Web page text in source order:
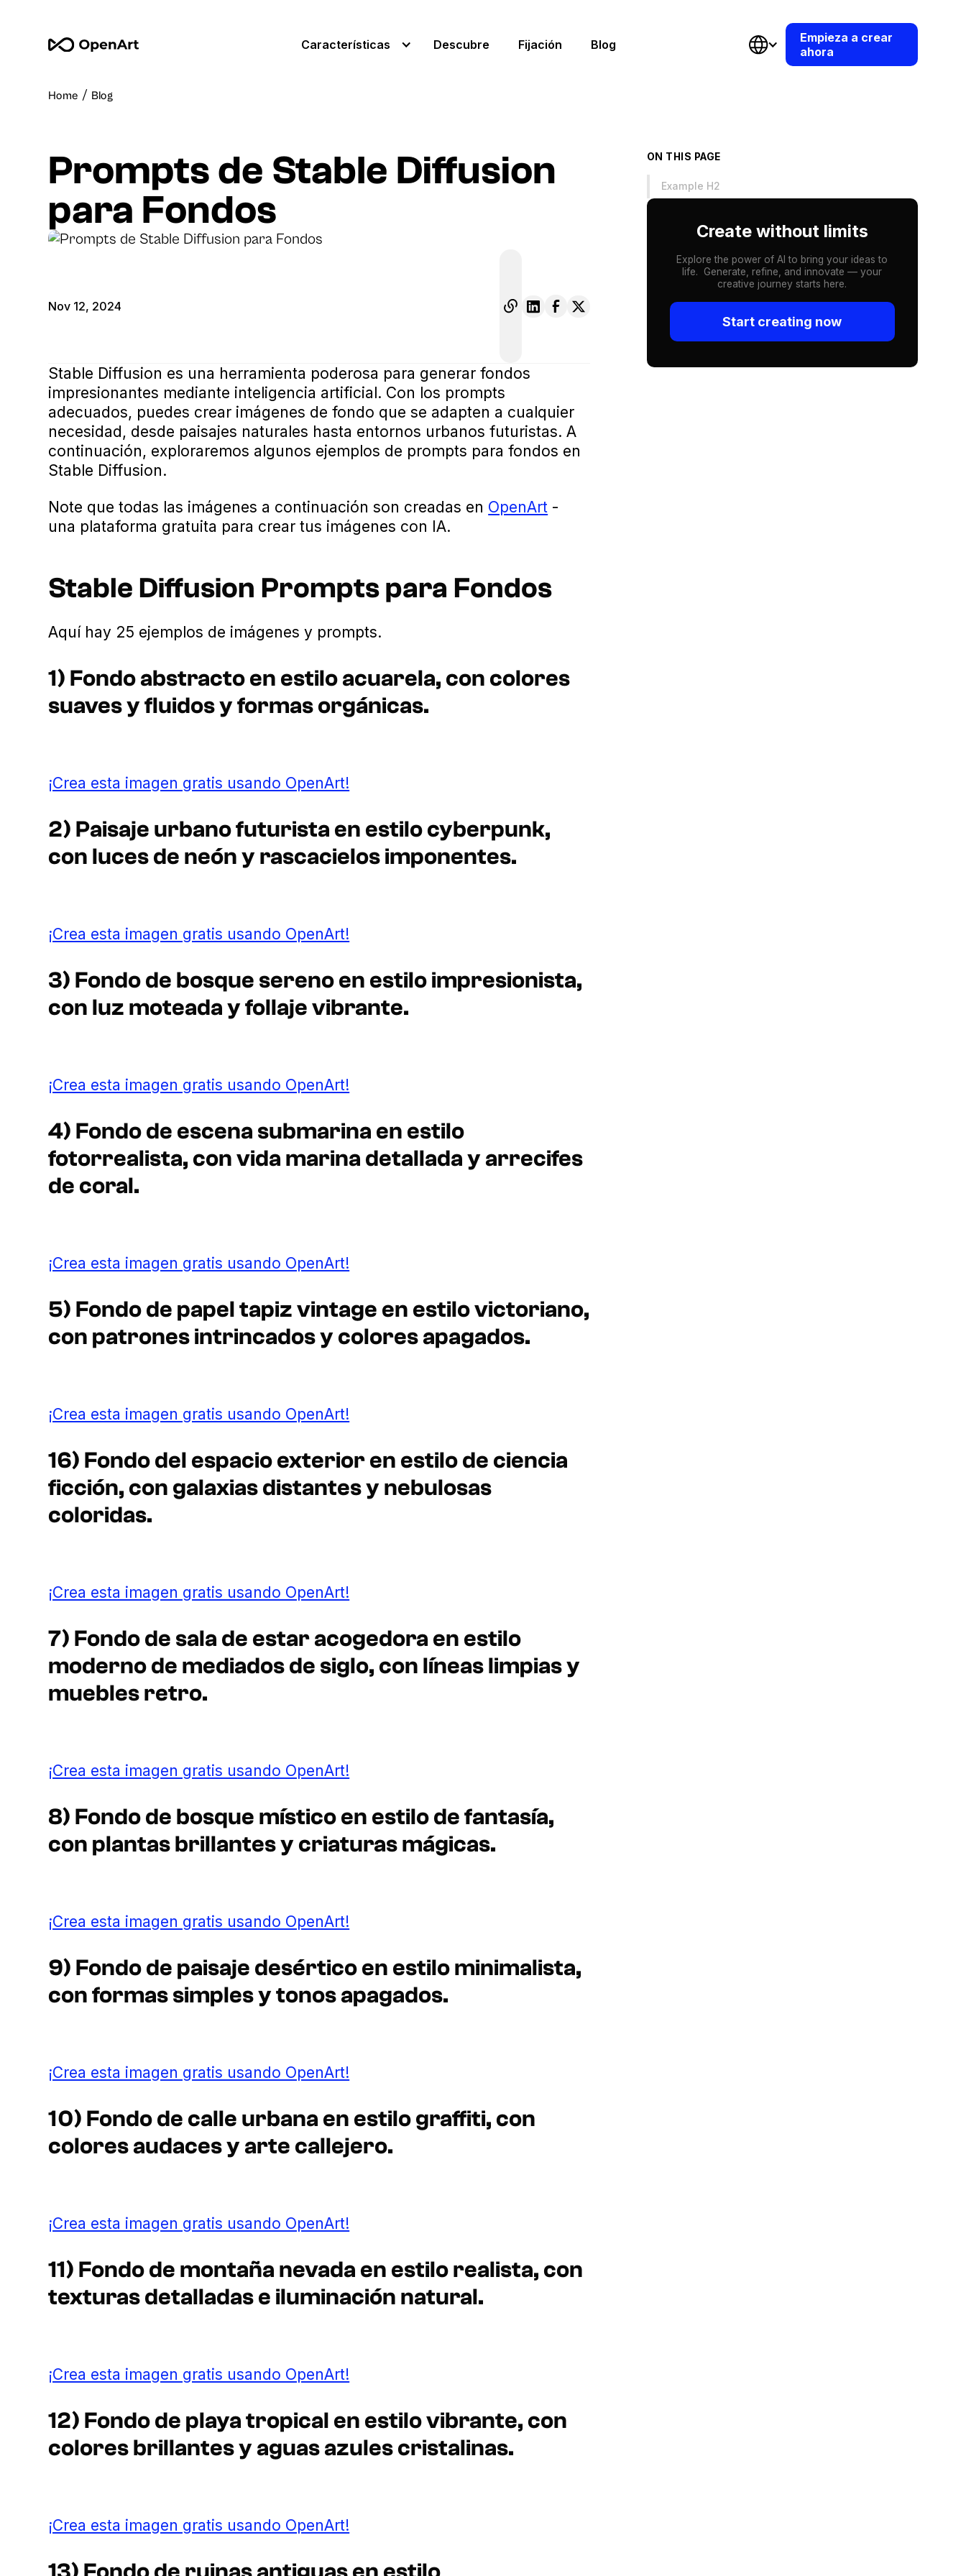
Características Descubre Fijación Blog
Empieza a crear
ahora
Home / Blog
Prompts de Stable Diffusion
para Fondos
Nov 12, 2024
Stable Diffusion es una herramienta poderosa para generar fondos
impresionantes mediante inteligencia artificial. Con los prompts
adecuados, puedes crear imágenes de fondo que se adapten a cualquier
necesidad, desde paisajes naturales hasta entornos urbanos futuristas. A
continuación, exploraremos algunos ejemplos de prompts para fondos en
Stable Diffusion.
Note que todas las imágenes a continuación son creadas en OpenArt -
una plataforma gratuita para crear tus imágenes con IA.
Stable Diffusion Prompts para Fondos
Aquí hay 25 ejemplos de imágenes y prompts.
1) Fondo abstracto en estilo acuarela, con colores
suaves y fluidos y formas orgánicas.
¡Crea esta imagen gratis usando OpenArt!
2) Paisaje urbano futurista en estilo cyberpunk,
con luces de neón y rascacielos imponentes.
¡Crea esta imagen gratis usando OpenArt!
3) Fondo de bosque sereno en estilo impresionista,
con luz moteada y follaje vibrante.
¡Crea esta imagen gratis usando OpenArt!
4) Fondo de escena submarina en estilo
fotorrealista, con vida marina detallada y arrecifes
de coral.
¡Crea esta imagen gratis usando OpenArt!
5) Fondo de papel tapiz vintage en estilo victoriano,
con patrones intrincados y colores apagados.
¡Crea esta imagen gratis usando OpenArt!
16) Fondo del espacio exterior en estilo de ciencia
ficción, con galaxias distantes y nebulosas
coloridas.
¡Crea esta imagen gratis usando OpenArt!
7) Fondo de sala de estar acogedora en estilo
moderno de mediados de siglo, con líneas limpias y
muebles retro.
¡Crea esta imagen gratis usando OpenArt!
8) Fondo de bosque místico en estilo de fantasía,
con plantas brillantes y criaturas mágicas.
¡Crea esta imagen gratis usando OpenArt!
9) Fondo de paisaje desértico en estilo minimalista,
con formas simples y tonos apagados.
¡Crea esta imagen gratis usando OpenArt!
10) Fondo de calle urbana en estilo graffiti, con
colores audaces y arte callejero.
¡Crea esta imagen gratis usando OpenArt!
11) Fondo de montaña nevada en estilo realista, con
texturas detalladas e iluminación natural.
¡Crea esta imagen gratis usando OpenArt!
12) Fondo de playa tropical en estilo vibrante, con
colores brillantes y aguas azules cristalinas.
¡Crea esta imagen gratis usando OpenArt!
ON THIS PAGE
Example H2
Create without limits
Explore the power of AI to bring your ideas to
life. Generate, refine, and innovate — your
creative journey starts here.
Start creating now